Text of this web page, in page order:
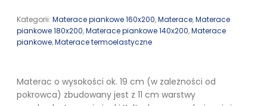
Kategorii: Materace piankowe 160x200,Materace,Materace
piankowe 180x200,Materace piankowe 140x200,Materace
piankowe,Materace termoelastyczne
Materac o wysokości ok. 19 cm (w zależności od
pokrowca) zbudowany jest z 11 cm warstwy